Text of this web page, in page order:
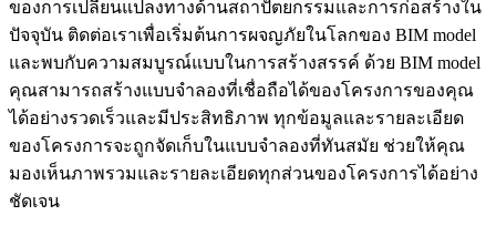
ของการเปลี่ยนแปลงทางด้านสถาปัตยกรรมและการก่อสร้างใน
ปัจจุบัน ติดต่อเราเพื่อเริ่มต้นการผจญภัยในโลกของ BIM model
และพบกับความสมบูรณ์แบบในการสร้างสรรค์ ด้วย BIM model
คุณสามารถสร้างแบบจำลองที่เชื่อถือได้ของโครงการของคุณ
ได้อย่างรวดเร็วและมีประสิทธิภาพ ทุกข้อมูลและรายละเอียด
ของโครงการจะถูกจัดเก็บในแบบจำลองที่ทันสมัย ช่วยให้คุณ
มองเห็นภาพรวมและรายละเอียดทุกส่วนของโครงการได้อย่าง
ชัดเจน